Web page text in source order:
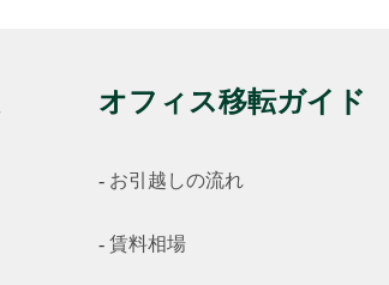
オフィス移転ガイド
お引越しの流れ
賃料相場